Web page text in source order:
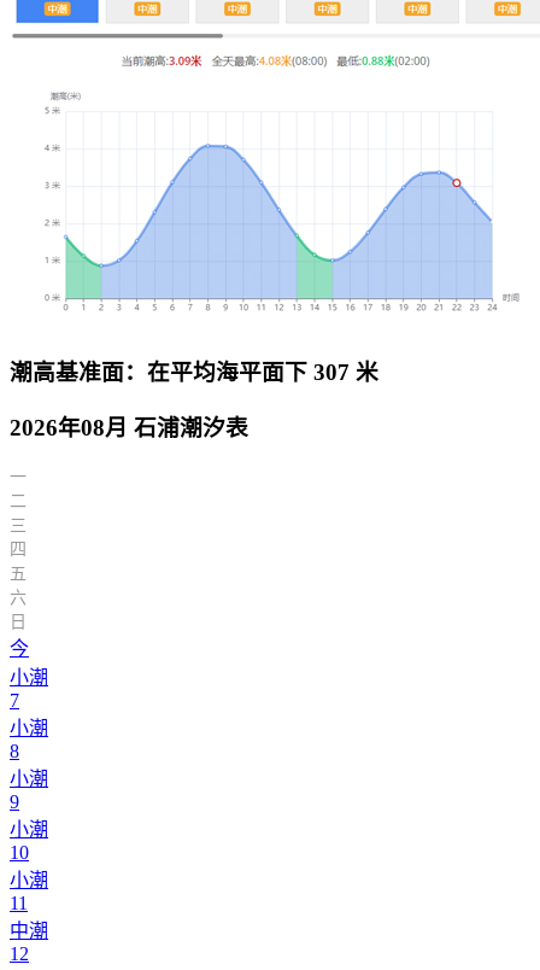
潮高基准面：在平均海平面下 307 米
2026年08月 石浦潮汐表
一
二
三
四
五
六
日
今
小潮
7
小潮
8
小潮
9
小潮
10
小潮
11
中潮
12